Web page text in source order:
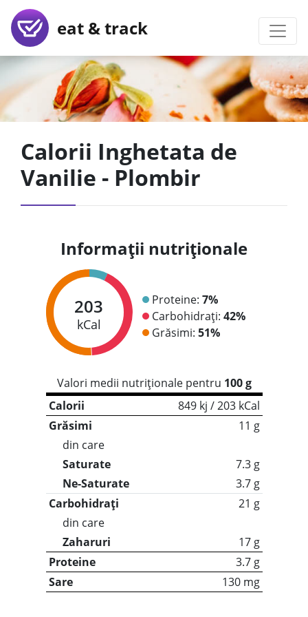
eat & track
Calorii Inghetata de
Vanilie - Plombir
Informații nutriționale
203
kCal
Proteine: 7%
Carbohidrați: 42%
Grăsimi: 51%
Valori medii nutriționale pentru 100 g
Calorii
849 kj / 203 kCal
Grăsimi
11 g
din care
Saturate
7.3 g
Ne-Saturate
3.7 g
Carbohidrați
21 g
din care
Zaharuri
17 g
Proteine
3.7 g
Sare
130 mg